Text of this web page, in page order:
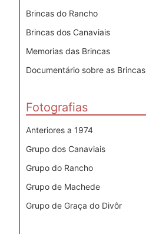
Brincas do Rancho
Brincas dos Canaviais
Memorias das Brincas
Documentário sobre as Brincas
Fotografias
Anteriores a 1974
Grupo dos Canaviais
Grupo do Rancho
Grupo de Machede
Grupo de Graça do Divôr